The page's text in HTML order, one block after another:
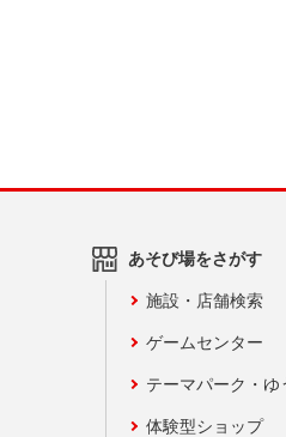
あそび場をさがす
施設・店舗検索
ゲームセンター
テーマパーク・ゆ
体験型ショップ